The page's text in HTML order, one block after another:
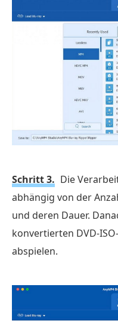
Schritt 3. Die
abhängig von der
und deren Dauer.
konvertierten DVD-
abspielen.